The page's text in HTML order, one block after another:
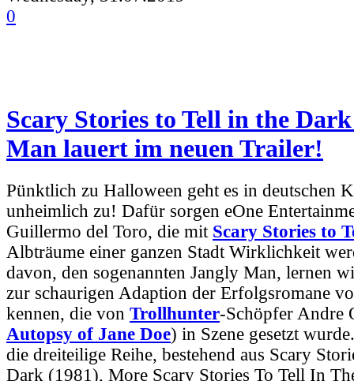
0
Scary Stories to Tell in the
Man lauert im neuen Trailer!
Pünktlich zu Halloween geht es in deutschen
unheimlich zu! Dafür sorgen eOne
Guillermo del Toro, die mit Scary Stories to
Albträume einer ganzen Stadt Wirklichkeit
davon, den sogenannten Jangly Man, lernen
zur schaurigen Adaption der Erfolgsromane
kennen, die von Trollhunter-Schöpfer Andre
Autopsy of Jane Doe) in Szene gesetzt
die dreiteilige Reihe, bestehend aus Scary
Dark (1981), More Scary Stories To Tell In